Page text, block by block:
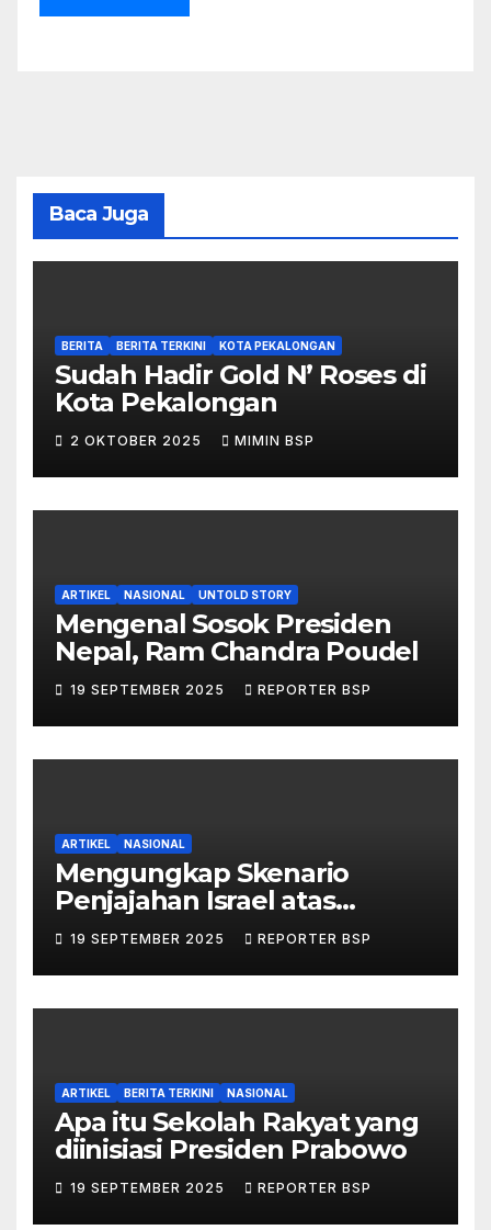
Baca Juga
BERITA BERITA TERKINI KOTA PEKALONGAN
Sudah Hadir Gold N’ Roses di
Kota Pekalongan
2 OKTOBER 2025 MIMIN BSP
ARTIKEL NASIONAL UNTOLD STORY
Mengenal Sosok Presiden
Nepal, Ram Chandra Poudel
19 SEPTEMBER 2025 REPORTER BSP
ARTIKEL NASIONAL
Mengungkap Skenario
Penjajahan Israel atas
Palestina dalam Buku Ilan
Pappé
19 SEPTEMBER 2025 REPORTER BSP
ARTIKEL BERITA TERKINI NASIONAL
Apa itu Sekolah Rakyat yang
diinisiasi Presiden Prabowo
19 SEPTEMBER 2025 REPORTER BSP